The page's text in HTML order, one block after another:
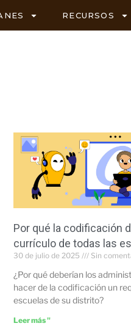
RECURSOS
Por qué la codificación
currículo de todas las
30 de julio de 2025 Sin
¿Por qué deberían los
hacer de la codificación un
escuelas de su distrito?
Leer más "